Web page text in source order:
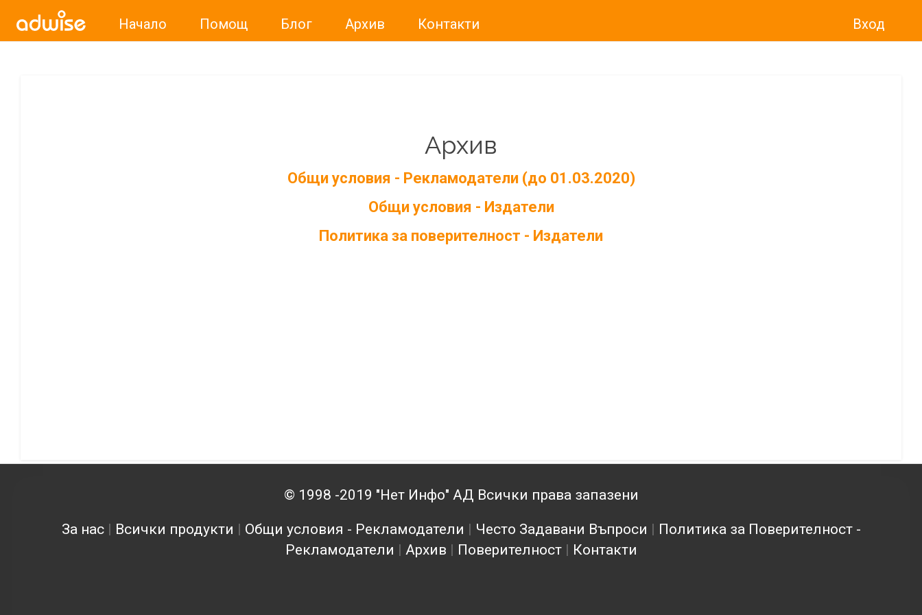
Начало Помощ Блог Архив Контакти Вход
Архив
Общи условия - Рекламодатели (до 01.03.2020)
Общи условия - Издатели
Политика за поверителност - Издатели
© 1998 -2019 "Нет Инфо" АД Всички права запазени
За нас| Всички продукти | Общи условия - Рекламодатели | Често Задавани Въпроси | Политика за Поверителност -
Рекламодатели | Архив | Поверителност| Контакти